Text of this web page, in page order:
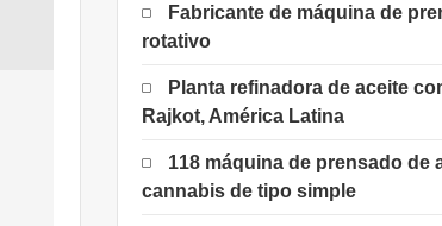
Fabricante de máquina de
rotativo
Planta refinadora de aceite
Rajkot, América Latina
118 máquina de prensado de
cannabis de tipo simple